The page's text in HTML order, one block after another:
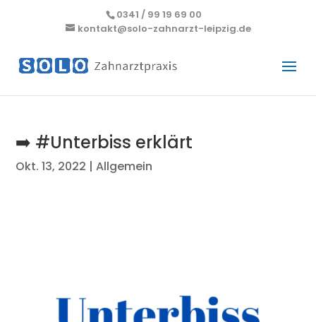
0341 / 99 19 69 00
kontakt@solo-zahnarzt-leipzig.de
➡️ #Unterbiss erklärt
Okt. 13, 2022 |Allgemein